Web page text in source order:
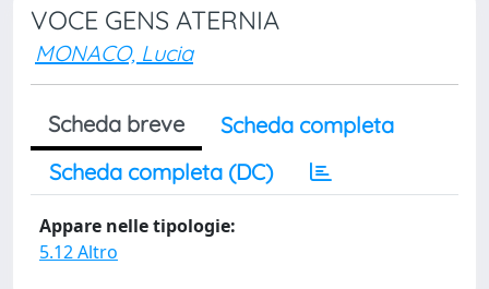
VOCE GENS ATERNIA
MONACO, Lucia
Scheda breve
Scheda completa
Scheda completa (DC)
Appare nelle tipologie:
5.12 Altro